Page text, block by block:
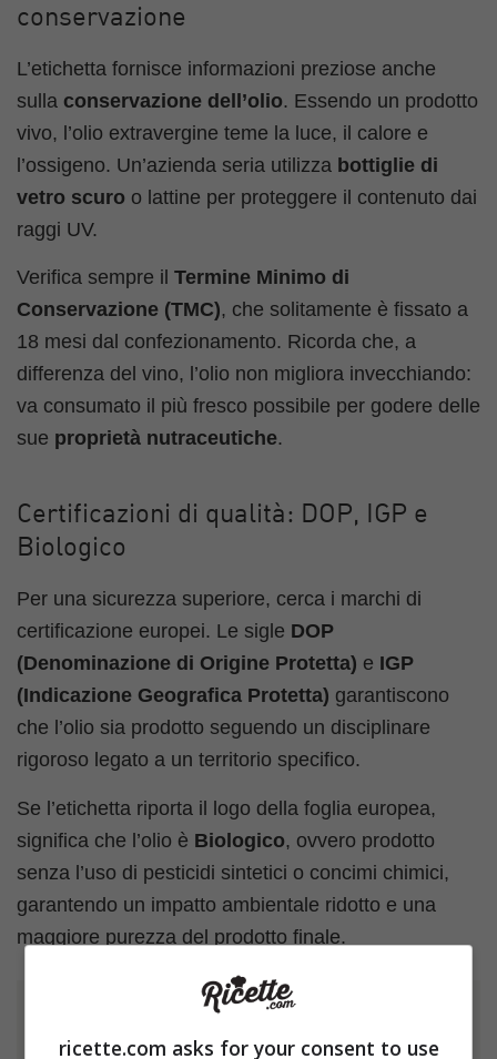
conservazione
L’etichetta fornisce informazioni preziose anche
sulla conservazione dell’olio. Essendo un prodotto
vivo, l’olio extravergine teme la luce, il calore e
l’ossigeno. Un’azienda seria utilizza bottiglie di
vetro scuro o lattine per proteggere il contenuto dai
raggi UV.
Verifica sempre il Termine Minimo di
Conservazione (TMC), che solitamente è fissato a
18 mesi dal confezionamento. Ricorda che, a
differenza del vino, l’olio non migliora invecchiando:
va consumato il più fresco possibile per godere delle
sue proprietà nutraceutiche.
Certificazioni di qualità: DOP, IGP e
Biologico
Per una sicurezza superiore, cerca i marchi di
certificazione europei. Le sigle DOP
(Denominazione di Origine Protetta) e IGP
(Indicazione Geografica Protetta) garantiscono
che l’olio sia prodotto seguendo un disciplinare
rigoroso legato a un territorio specifico.
Se l’etichetta riporta il logo della foglia europea,
significa che l’olio è Biologico, ovvero prodotto
senza l’uso di pesticidi sintetici o concimi chimici,
garantendo un impatto ambientale ridotto e una
maggiore purezza del prodotto finale.
ricette.com asks for your consent to use